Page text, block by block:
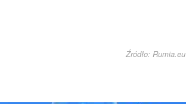
Źródło: Rumia.eu